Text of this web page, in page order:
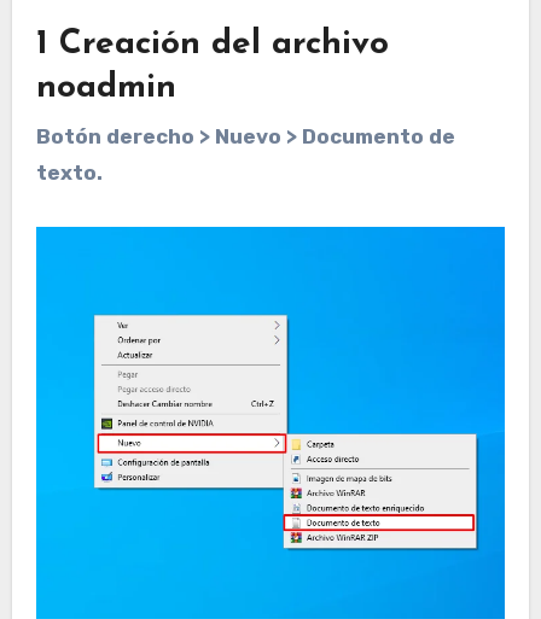
1 Creación del archivo
noadmin
Botón derecho > Nuevo > Documento de
texto.